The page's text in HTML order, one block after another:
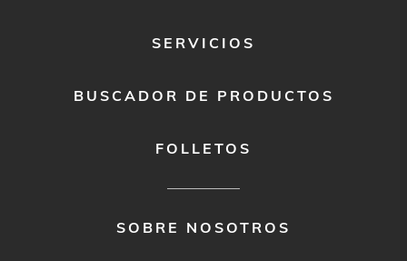
SERVICIOS
BUSCADOR DE PRODUCTOS
FOLLETOS
SOBRE NOSOTROS